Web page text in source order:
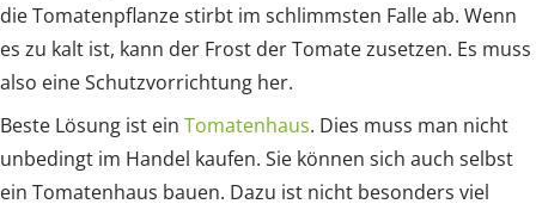
die Tomatenpflanze stirbt im schlimmsten Falle ab. Wenn
es zu kalt ist, kann der Frost der Tomate zusetzen. Es muss
also eine Schutzvorrichtung her.
Beste Lösung ist ein Tomatenhaus. Dies muss man nicht
unbedingt im Handel kaufen. Sie können sich auch selbst
ein Tomatenhaus bauen. Dazu ist nicht besonders viel